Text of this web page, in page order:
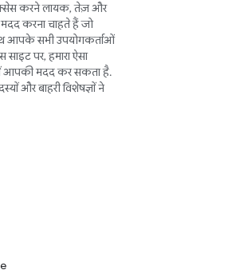
करने लायक, तेज़ और
मदद करना चाहते हैं जो
आपके सभी उपयोगकर्ताओं
पर, हमारा ऐसा
आपकी मदद कर सकता है.
और बाहरी विशेषज्ञों ने